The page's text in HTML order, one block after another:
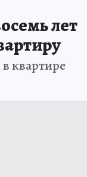
лет
квартире